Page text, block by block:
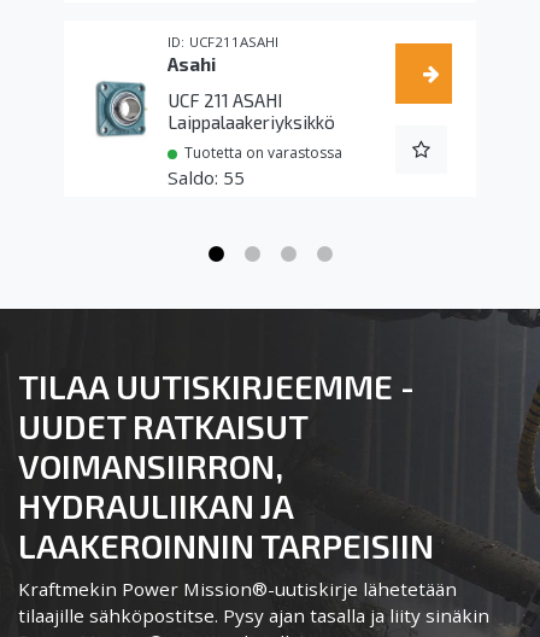
UCF211ASAHI
Asahi
UCF 211 ASAHI
Laippalaakeriyksikkö
Tuotetta on varastossa
55
TILAA UUTISKIRJEEMME -
UUDET RATKAISUT
VOIMANSIIRRON,
HYDRAULIIKAN JA
LAAKEROINNIN TARPEISIIN
Kraftmekin Power Mission®-uutiskirje lähetetään
tilaajille sähköpostitse. Pysy ajan tasalla ja liity sinäkin